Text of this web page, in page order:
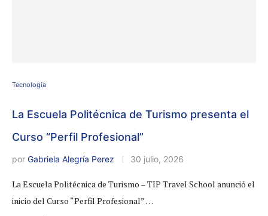
Tecnología
La Escuela Politécnica de Turismo presenta el
Curso “Perfil Profesional”
por Gabriela Alegría Perez 30 julio, 2026
La Escuela Politécnica de Turismo – TIP Travel School anunció el
inicio del Curso “Perfil Profesional” …